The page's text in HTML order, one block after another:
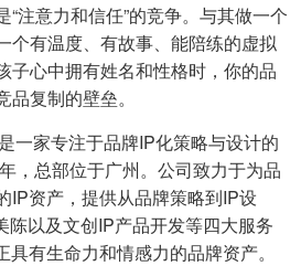
注意力和信任”的竞争。与其做一个
个有温度、有故事、能陪练的虚拟
子心中拥有姓名和性格时，你的品
复制的壁垒。
是一家专注于品牌IP化策略与设计的
，总部位于广州。公司致力于为品
IP资产，提供从品牌策略到IP设
陈以及文创IP产品开发等四大服务
有生命力和情感力的品牌资产。